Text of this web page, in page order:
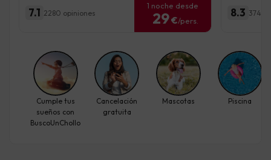
7.1 2280 opiniones
1 noche desde
29€/pers.
8.3 374
Cumple tus
sueños con
BuscoUnChollo
Cancelación
gratuita
Mascotas Piscina